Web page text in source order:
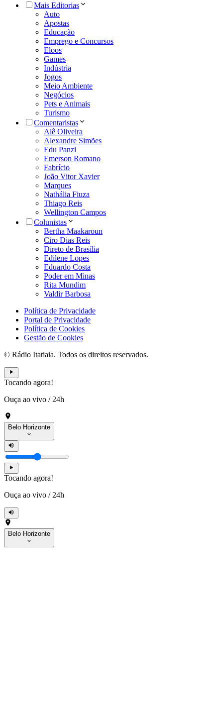
Mais Editorias
Auto
Apostas
Educação
Emprego e Concursos
Eloos
Games
Indústria
Jogos
Meio Ambiente
Negócios
Pets e Animais
Turismo
Comentaristas
Alê Oliveira
Alexandre Simões
Edu Panzi
Emerson Romano
Fabrício
João Vitor Xavier
Marques
Nathália Fiuza
Thiago Reis
Wellington Campos
Colunistas
Bertha Maakaroun
Ciro Dias Reis
Direto de Brasília
Edilene Lopes
Eduardo Costa
Poder em Minas
Rita Mundim
Valdir Barbosa
Política de Privacidade
Portal de Privacidade
Política de Cookies
Gestão de Cookies
© Rádio Itatiaia. Todos os direitos reservados.
Tocando agora!
Ouça ao vivo / 24h
Belo Horizonte
Tocando agora!
Ouça ao vivo / 24h
Belo Horizonte